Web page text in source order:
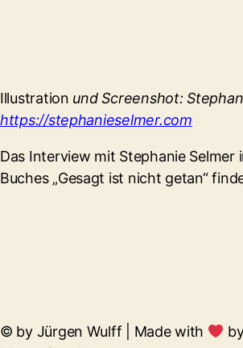
Illustration und Screenshot:
https://stephanieselmer.com
Das Interview mit Stephanie Selmer
Buches „Gesagt ist nicht getan“
© by Jürgen Wulff | Made with